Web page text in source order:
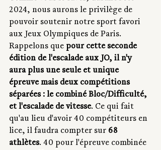
2024, nous aurons le privilège de
pouvoir soutenir notre sport favori
aux Jeux Olympiques de Paris.
Rappelons que pour cette seconde
édition de l'escalade aux JO, il n'y
aura plus une seule et unique
épreuve mais deux compétitions
séparées : le combiné Bloc/Difficulté,
et l'escalade de vitesse. Ce qui fait
qu'au lieu d'avoir 40 compétiteurs en
lice, il faudra compter sur 68
athlètes. 40 pour l'épreuve combinée